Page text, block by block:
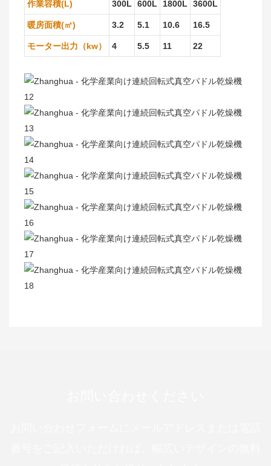
作業容積(L)
300L 600L 1800L 3600L
暖房面積(㎡) 3.2 5.1 10.6 16.5
モーター出力（kw） 4 5.5 11 22